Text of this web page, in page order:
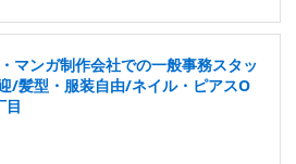
マンガ制作会社での一般事務スタッ
/髪型・服装自由/ネイル・ピアスO
目